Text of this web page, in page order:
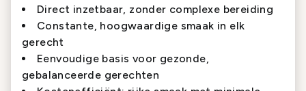
Direct inzetbaar, zonder complexe bereiding
Constante, hoogwaardige smaak in elk
gerecht
Eenvoudige basis voor gezonde,
gebalanceerde gerechten